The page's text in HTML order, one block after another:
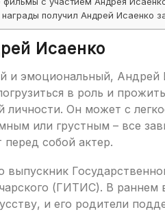
получил Андрей Исаенко
Исаенко
и эмоциональный, Андрей
в роль и
личности. Он может с
или грустным – все
собой актер.
(ГИТИС). В раннем
и его родители